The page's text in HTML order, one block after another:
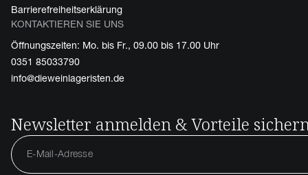
Barrierefreiheitserklärung
KONTAKTIEREN SIE UNS
Öffnungszeiten: Mo. bis Fr., 09.00 bis 17.00 Uhr
0351 85033790
info@dieweinlageristen.de
Newsletter anmelden & Vorteile